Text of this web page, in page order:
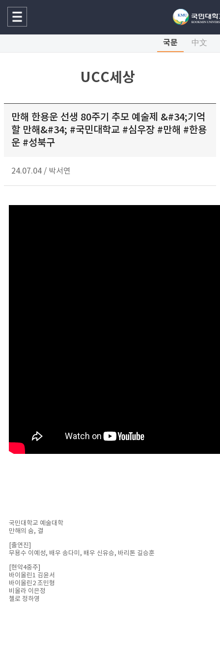
국문 中文
UCC세상
만해 한용운 선생 80주기 추모 예술제 &#34;기억
할 만해&#34; #국민대학교 #심우장 #만해 #한용
운 #성북구
24.07.04 / 박서연
국민대학교 예술대학
만해의 숨, 결
[출연진]
무용수 이예성, 배우 송다미, 배우 신유승, 바리톤 길승훈
[현악4중주]
바이올린1 김윤서
바이올린2 조민형
비올라 이은정
첼로 정하영